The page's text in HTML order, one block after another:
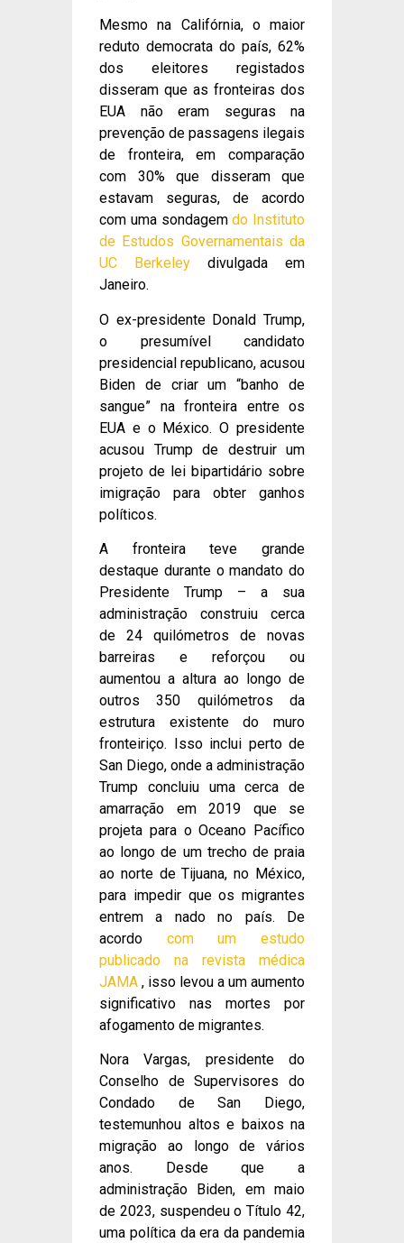
Mesmo na Califórnia, o maior
reduto democrata do país, 62%
dos eleitores registados
disseram que as fronteiras dos
EUA não eram seguras na
prevenção de passagens ilegais
de fronteira, em comparação
com 30% que disseram que
estavam seguras, de acordo
com uma sondagemdo Instituto
de Estudos Governamentais da
UC Berkeley divulgada em
Janeiro.
O ex-presidente Donald Trump,
o presumível candidato
presidencial republicano, acusou
Biden de criar um “banho de
sangue” na fronteira entre os
EUA e o México. O presidente
acusou Trump de destruir um
projeto de lei bipartidário sobre
imigração para obter ganhos
políticos.
A fronteira teve grande
destaque durante o mandato do
Presidente Trump – a sua
administração construiu cerca
de 24 quilómetros de novas
barreiras e reforçou ou
aumentou a altura ao longo de
outros 350 quilómetros da
estrutura existente do muro
fronteiriço. Isso inclui perto de
San Diego, onde a administração
Trump concluiu uma cerca de
amarração em 2019 que se
projeta para o Oceano Pacífico
ao longo de um trecho de praia
ao norte de Tijuana, no México,
para impedir que os migrantes
entrem a nado no país. De
acordo com um estudo
publicado na revista médica
JAMA , isso levou a um aumento
significativo nas mortes por
afogamento de migrantes.
Nora Vargas, presidente do
Conselho de Supervisores do
Condado de San Diego,
testemunhou altos e baixos na
migração ao longo de vários
anos. Desde que a
administração Biden, em maio
de 2023, suspendeu o Título 42,
uma política da era da pandemia